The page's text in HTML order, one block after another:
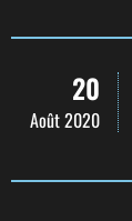
20
Août 2020